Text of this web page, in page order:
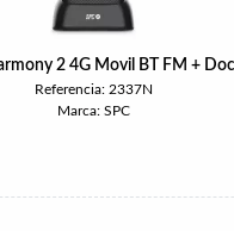
2 4G Movil BT FM +
Referencia: 2337N
Marca: SPC